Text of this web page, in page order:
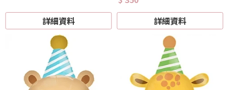
詳細資料
詳細資料